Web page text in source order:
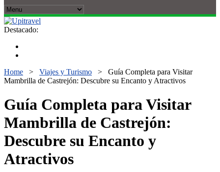
Destacado:
Home > Viajes y Turismo > Guía Completa para Visitar
Mambrilla de Castrejón: Descubre su Encanto y Atractivos
Guía Completa para Visitar
Mambrilla de Castrejón:
Descubre su Encanto y
Atractivos